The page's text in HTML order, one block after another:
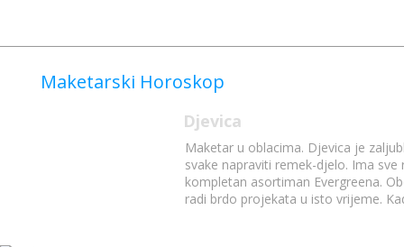
Maketarski Horoskop
Djevica
Maketar u oblacima. Djevica je
svake napraviti remek-djelo. Ima
kompletan asortiman Evergreena.
radi brdo projekata u isto vrijeme.